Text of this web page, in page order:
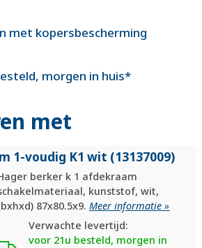
met kopersbescherming
morgen in huis*
met
1-voudig K1 wit (13137009)
berker k 1 afdekraam
kunststof, wit,
87x80.5x9.Meer informatie »
Verwachte levertijd:
voor 21u besteld, morgen in